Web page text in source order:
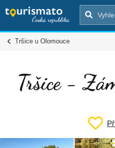
Tršice u Olomouce
Tršice -